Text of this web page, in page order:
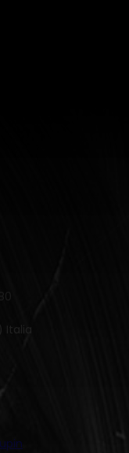
Italia